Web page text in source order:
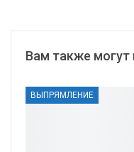
Вам также могут
ВЫПРЯМЛЕНИЕ